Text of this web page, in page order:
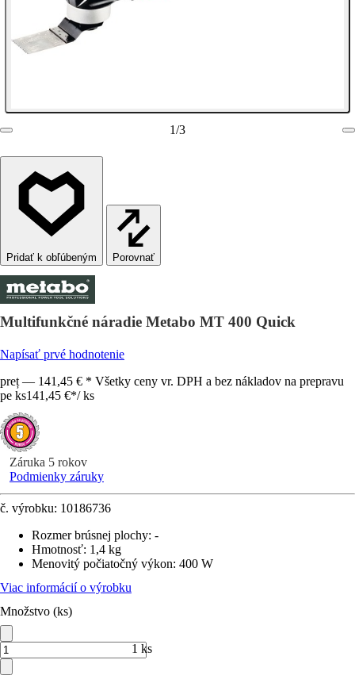
1/3
Porovnať
Multifunkčné náradie Metabo MT 400 Quick
Napísať prvé hodnotenie
preț — 141,45 € * Všetky ceny vr. DPH a bez nákladov na prepravu
pe ks141,45 €*/ ks
Záruka 5 rokov
Podmienky záruky
č. výrobku: 10186736
Rozmer brúsnej plochy: -
Hmotnosť: 1,4 kg
Menovitý počiatočný výkon: 400 W
Viac informácií o výrobku
Množstvo (ks)
1 ks